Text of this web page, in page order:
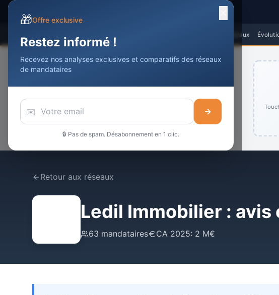
Meilleurs Réseaux
Retour aux réseaux
Ledil Immobilier : avis
63 mandataires CA 2025: 2 M€
🎁Offre exclusive
Restez informé !
Recevez nos analyses exclusives et comparatifs des réseaux
de mandataires
✉️ →
🔒 Pas de spam. Désabonnement en 1 clic.